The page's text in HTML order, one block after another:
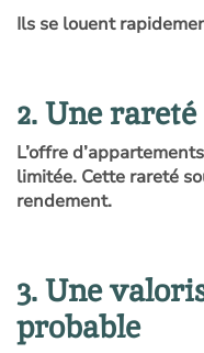
Ils se louent
2. Une
L’offre
limitée. Cette rareté
rendement.
3. Une
probable